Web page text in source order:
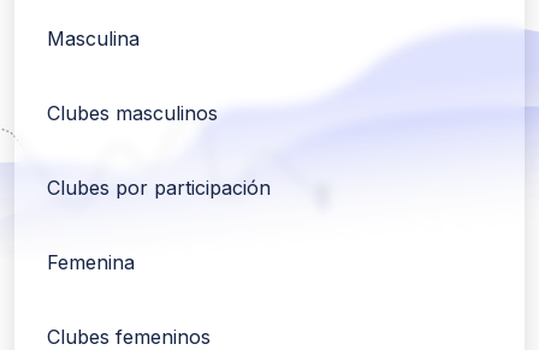
Masculina
Clubes masculinos
Clubes por participación
Femenina
Clubes femeninos